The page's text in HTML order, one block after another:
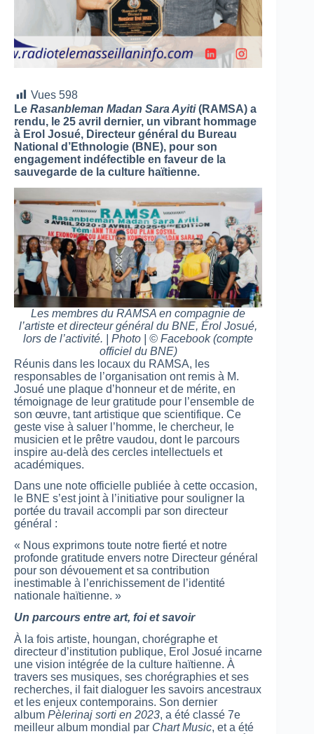
Vues 598
Le Rasanbleman Madan Sara Ayiti(RAMSA) a
rendu, le 25 avril dernier, un vibrant hommage
à Erol Josué, Directeur général du Bureau
National d’Ethnologie (BNE), pour son
engagement indéfectible en faveur de la
sauvegarde de la culture haïtienne.
Les membres du RAMSA en compagnie de
l’artiste et directeur général du BNE, Érol Josué,
lors de l’activité. | Photo | © Facebook (compte
officiel du BNE)
Réunis dans les locaux du RAMSA, les
responsables de l’organisation ont remis à M.
Josué une plaque d’honneur et de mérite, en
témoignage de leur gratitude pour l’ensemble de
son œuvre, tant artistique que scientifique. Ce
geste vise à saluer l’homme, le chercheur, le
musicien et le prêtre vaudou, dont le parcours
inspire au-delà des cercles intellectuels et
académiques.
Dans une note officielle publiée à cette occasion,
le BNE s’est joint à l’initiative pour souligner la
portée du travail accompli par son directeur
général :
« Nous exprimons toute notre fierté et notre
profonde gratitude envers notre Directeur général
pour son dévouement et sa contribution
inestimable à l’enrichissement de l’identité
nationale haïtienne. »
Un parcours entre art, foi et savoir
À la fois artiste, houngan, chorégraphe et
directeur d’institution publique, Erol Josué incarne
une vision intégrée de la culture haïtienne. À
travers ses musiques, ses chorégraphies et ses
recherches, il fait dialoguer les savoirs ancestraux
et les enjeux contemporains. Son dernier
album Pèlerinaj sorti en 2023, a été classé 7e
meilleur album mondial par Chart Music, et a été